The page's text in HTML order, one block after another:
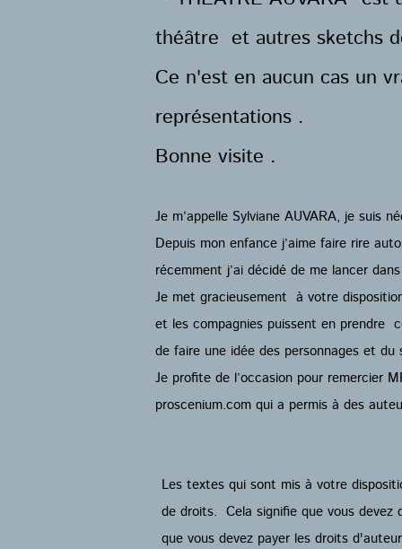
théâtre et autres sketchs
Ce n'est en aucun cas un
représentations .
Bonne visite .
Je m’appelle Sylviane AUVARA, je suis
Depuis mon enfance j’aime faire rire
récemment j’ai décidé de me lancer
Je met gracieusement à votre
et les compagnies puissent en prendre
de faire une idée des personnages et
Je profite de l’occasion pour remercier
proscenium.com qui a permis à des
Les textes qui sont mis à votre
de droits. Cela signifie que vous
que vous devez payer les droits